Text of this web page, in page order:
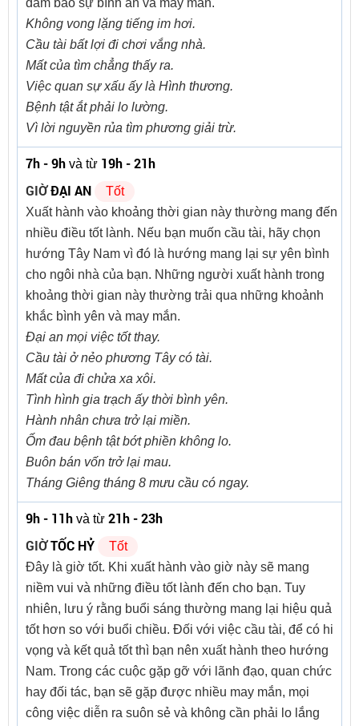
đảm bảo sự bình an và may mắn.
Không vong lặng tiếng im hơi.
Cầu tài bất lợi đi chơi vắng nhà.
Mất của tìm chẳng thấy ra.
Việc quan sự xấu ấy là Hình thương.
Bệnh tật ắt phải lo lường.
Vì lời nguyền rủa tìm phương giải trừ.
7h - 9h và từ 19h - 21h
GIỜĐẠI AN
Tốt
Xuất hành vào khoảng thời gian này thường mang đến
nhiều điều tốt lành. Nếu bạn muốn cầu tài, hãy chọn
hướng Tây Nam vì đó là hướng mang lại sự yên bình
cho ngôi nhà của bạn. Những người xuất hành trong
khoảng thời gian này thường trải qua những khoảnh
khắc bình yên và may mắn.
Đại an mọi việc tốt thay.
Cầu tài ở nẻo phương Tây có tài.
Mất của đi chửa xa xôi.
Tình hình gia trạch ấy thời bình yên.
Hành nhân chưa trở lại miền.
Ốm đau bệnh tật bớt phiền không lo.
Buôn bán vốn trở lại mau.
Tháng Giêng tháng 8 mưu cầu có ngay.
9h - 11h và từ 21h - 23h
GIỜTỐC HỶ
Tốt
Đây là giờ tốt. Khi xuất hành vào giờ này sẽ mang
niềm vui và những điều tốt lành đến cho bạn. Tuy
nhiên, lưu ý rằng buổi sáng thường mang lại hiệu quả
tốt hơn so với buổi chiều. Đối với việc cầu tài, để có hi
vọng và kết quả tốt thì bạn nên xuất hành theo hướng
Nam. Trong các cuộc gặp gỡ với lãnh đạo, quan chức
hay đối tác, bạn sẽ gặp được nhiều may mắn, mọi
công việc diễn ra suôn sẻ và không cần phải lo lắng